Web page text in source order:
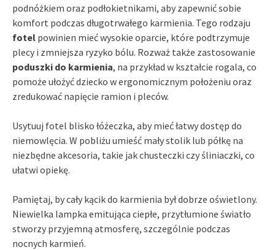
podnóżkiem oraz podłokietnikami, aby zapewnić sobie
komfort podczas długotrwałego karmienia. Tego rodzaju
fotel powinien mieć wysokie oparcie, które podtrzymuje
plecy i zmniejsza ryzyko bólu. Rozważ także zastosowanie
poduszki do karmienia, na przykład w kształcie rogala, co
pomoże ułożyć dziecko w ergonomicznym położeniu oraz
zredukować napięcie ramion i pleców.
Usytuuj fotel blisko łóżeczka, aby mieć łatwy dostęp do
niemowlęcia. W pobliżu umieść mały stolik lub półkę na
niezbędne akcesoria, takie jak chusteczki czy śliniaczki, co
ułatwi opiekę.
Pamiętaj, by cały kącik do karmienia był dobrze oświetlony.
Niewielka lampka emitująca ciepłe, przytłumione światło
stworzy przyjemną atmosferę, szczególnie podczas
nocnych karmień.